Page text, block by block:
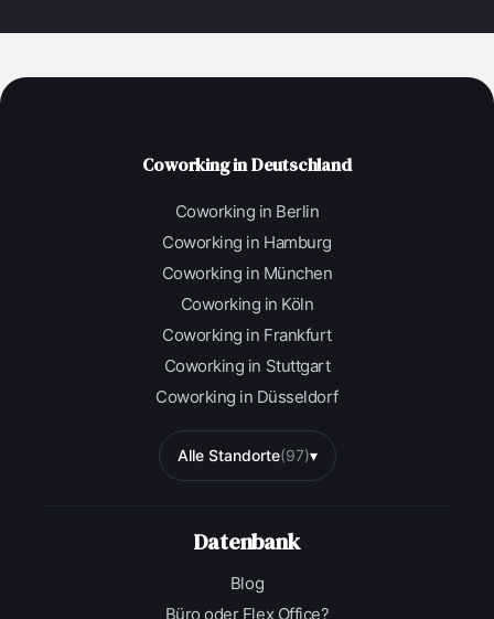
Coworking in Deutschland
Coworking in Berlin
Coworking in Hamburg
Coworking in München
Coworking in Köln
Coworking in Frankfurt
Coworking in Stuttgart
Coworking in Düsseldorf
Alle Standorte(97)▾
Datenbank
Blog
Büro oder Flex Office?